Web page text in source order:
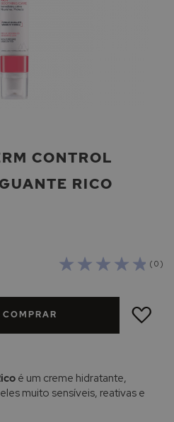
CONTROL
RICO
( 0 )
COMPRAR
ADICIONAR
LISTA
é um creme hidratante,
muito sensíveis, reativas e